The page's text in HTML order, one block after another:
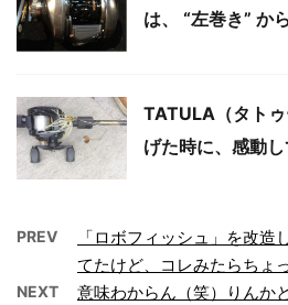
は、 “左巻き” か
TATULA（タト
げた時に、感動し
PREV
「ロボフィッシュ」を改造
てたけど、コレみたらちょ
NEXT
意味わからん（笑）りんか